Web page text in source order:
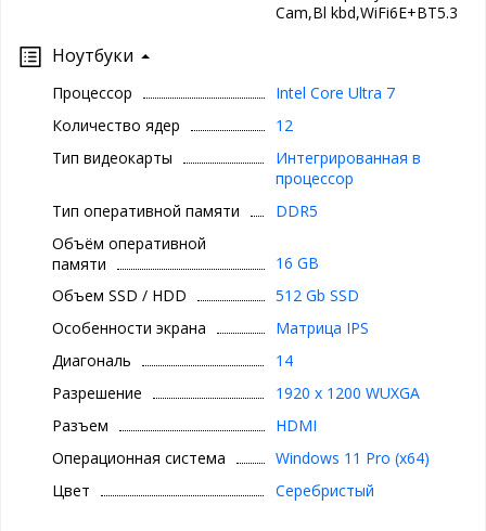
Cam,Bl kbd,WiFi6E+BT5.3
Ноутбуки
Процессор
Intel Core Ultra 7
Количество ядер
12
Тип видеокарты
Интегрированная в
процессор
Тип оперативной памяти
DDR5
Объём оперативной
памяти
16 GB
Объем SSD / HDD
512 Gb SSD
Особенности экрана
Матрица IPS
Диагональ
14
Разрешение
1920 x 1200 WUXGA
Разъем
HDMI
Операционная система
Windows 11 Pro (x64)
Цвет
Серебристый